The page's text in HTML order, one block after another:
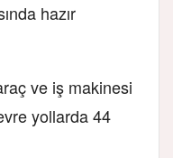
hazır
ve iş makinesi
yollarda 44